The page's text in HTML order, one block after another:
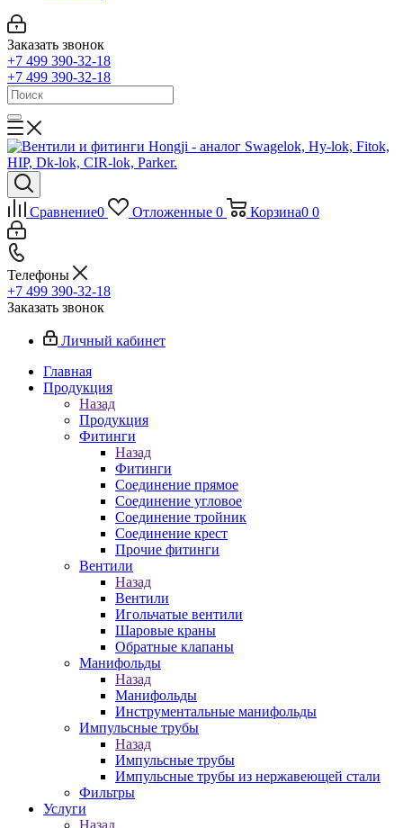
Заказать звонок
+7 499 390-32-18
+7 499 390-32-18
Сравнение0 Отложенные 0 Корзина0 0
Телефоны
+7 499 390-32-18
Заказать звонок
Личный кабинет
Главная
Продукция
Назад
Продукция
Фитинги
Назад
Фитинги
Соединение прямое
Соединение угловое
Соединение тройник
Соединение крест
Прочие фитинги
Вентили
Назад
Вентили
Игольчатые вентили
Шаровые краны
Обратные клапаны
Манифольды
Назад
Манифольды
Инструментальные манифольды
Импульсные трубы
Назад
Импульсные трубы
Импульсные трубы из нержавеющей стали
Фильтры
Услуги
Назад